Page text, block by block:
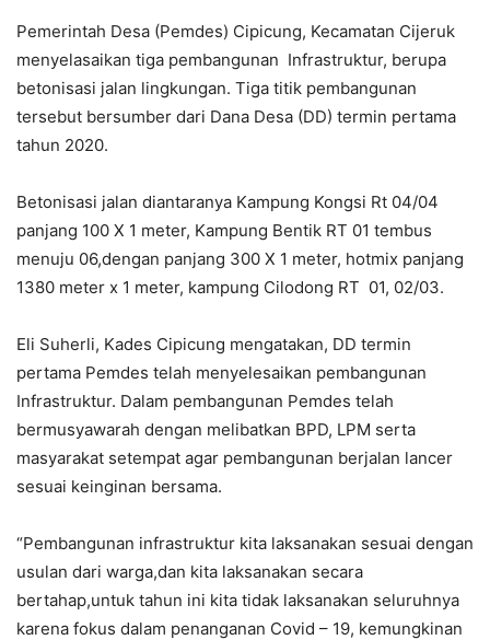
Pemerintah Desa (Pemdes) Cipicung, Kecamatan Cijeruk
menyelasaikan tiga pembangunan Infrastruktur, berupa
betonisasi jalan lingkungan. Tiga titik pembangunan
tersebut bersumber dari Dana Desa (DD) termin pertama
tahun 2020.
Betonisasi jalan diantaranya Kampung Kongsi Rt 04/04
panjang 100 X 1 meter, Kampung Bentik RT 01 tembus
menuju 06,dengan panjang 300 X 1 meter, hotmix panjang
1380 meter x 1 meter, kampung Cilodong RT 01, 02/03.
Eli Suherli, Kades Cipicung mengatakan, DD termin
pertama Pemdes telah menyelesaikan pembangunan
Infrastruktur. Dalam pembangunan Pemdes telah
bermusyawarah dengan melibatkan BPD, LPM serta
masyarakat setempat agar pembangunan berjalan lancer
sesuai keinginan bersama.
“Pembangunan infrastruktur kita laksanakan sesuai dengan
usulan dari warga,dan kita laksanakan secara
bertahap,untuk tahun ini kita tidak laksanakan seluruhnya
karena fokus dalam penanganan Covid – 19, kemungkinan